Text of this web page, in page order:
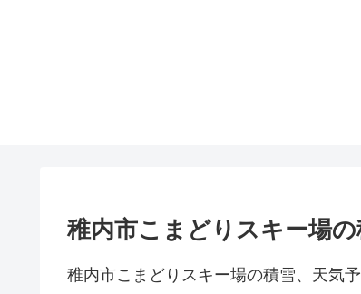
稚内市こまどりスキー場
稚内市こまどりスキー場の積雪、天気